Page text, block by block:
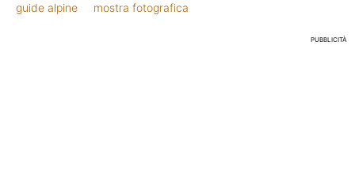
guide alpine mostra fotografica
PUBBLICITÀ